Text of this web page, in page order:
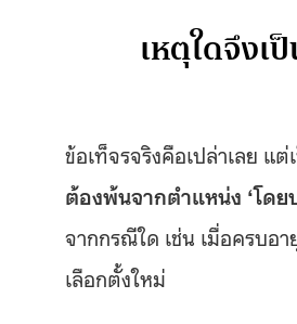
เหตุใดจึงเ
ข้อเท็จรจริงคือเปล่าเลย
ต้องพ้นจากตำแหน่ง ‘โด
จากกรณีใด เช่น เมื่อครบอ
เลือกตั้งใหม่